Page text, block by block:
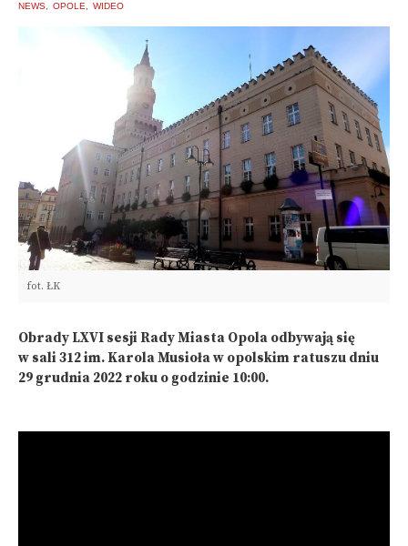
NEWS
OPOLE WIDEO
fot. ŁK
Obrady LXVI sesji Rady Miasta Opola odbywają się
w sali 312 im. Karola Musioła w opolskim ratuszu dniu
29 grudnia 2022 roku o godzinie 10:00.